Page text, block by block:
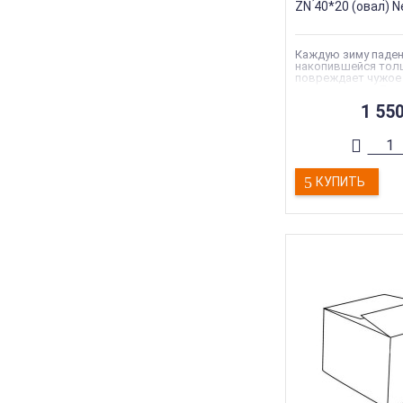
ZN 40*20 (овал)
Каждую зиму
накопившейся
повреждает
большой объем
редкость, поэтому
можно и нужно
Решить данную
Коллекция:
Торговая марка
Вес:2.8 кг
1
КУПИТЬ